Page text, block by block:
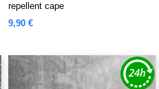
repellent cape
9,90 €